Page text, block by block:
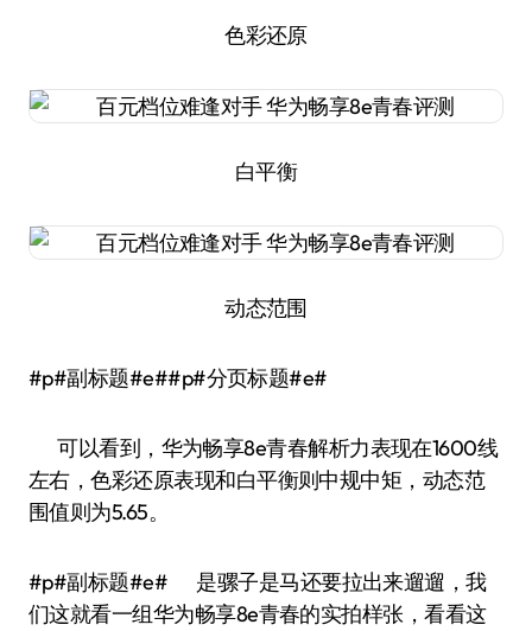
色彩还原
白平衡
动态范围
#p#副标题#e##p#分页标题#e#
可以看到，华为畅享8e青春解析力表现在1600线
左右，色彩还原表现和白平衡则中规中矩，动态范
围值则为5.65。
#p#副标题#e# 是骡子是马还要拉出来遛遛，我
们这就看一组华为畅享8e青春的实拍样张，看看这